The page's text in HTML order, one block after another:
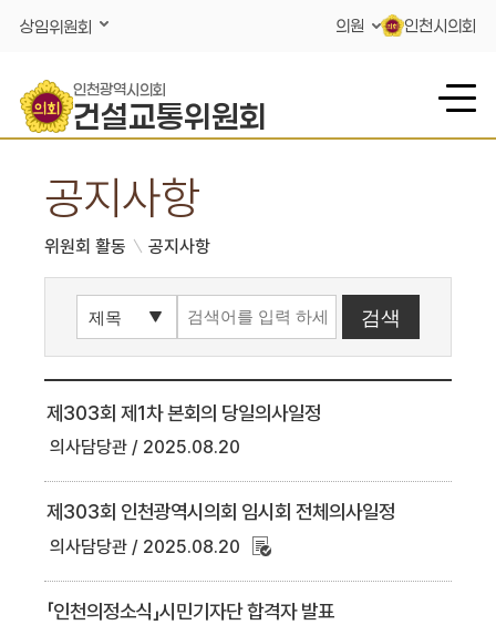
상임위원회 의원 인천시의회
인천광역시의회
건설교통위원회
공지사항
위원회 활동 공지사항
제303회 제1차 본회의 당일의사일정
의사담당관 2025.08.20
제303회 인천광역시의회 임시회 전체의사일정
의사담당관 2025.08.20
「인천의정소식」시민기자단 합격자 발표